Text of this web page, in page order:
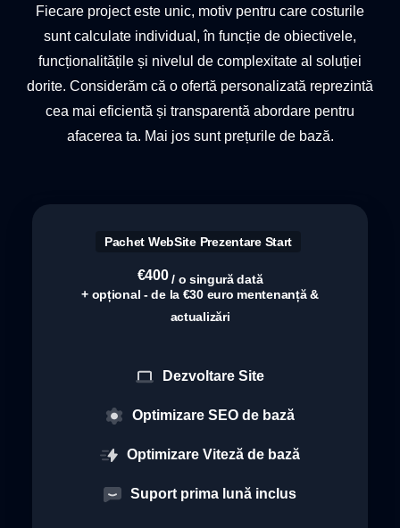
Fiecare project este unic, motiv pentru care costurile
sunt calculate individual, în funcție de obiectivele,
funcționalitățile și nivelul de complexitate al soluției
dorite. Considerăm că o ofertă personalizată reprezintă
cea mai eficientă și transparentă abordare pentru
afacerea ta. Mai jos sunt prețurile de bază.
Pachet WebSite Prezentare Start
€400/ o singură dată
+ opțional - de la €30 euro mentenanță &
actualizări
Dezvoltare Site
Optimizare SEO de bază
Optimizare Viteză de bază
Suport prima lună inclus